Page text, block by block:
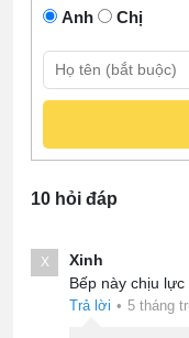
Anh Chị
10 hỏi đáp
X
Xinh
Bếp này chịu
Trả lời • 5 tháng